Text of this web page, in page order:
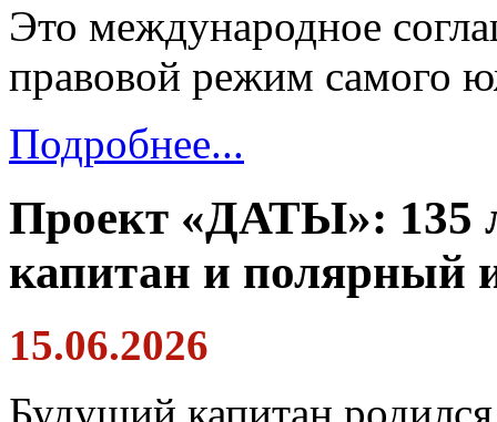
Это международное
правовой режим самого
Подробнее...
Проект «ДАТЫ»: 135
капитан и полярный
15.06.2026